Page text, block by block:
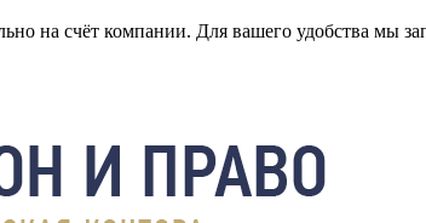
на счёт компании. Для вашего удобства